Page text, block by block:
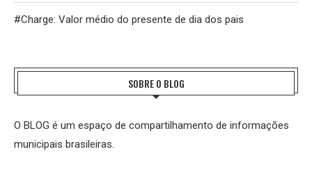
#Charge: Valor médio do presente de dia dos pais
SOBRE O BLOG
O BLOG é um espaço de compartilhamento de informações
municipais brasileiras.